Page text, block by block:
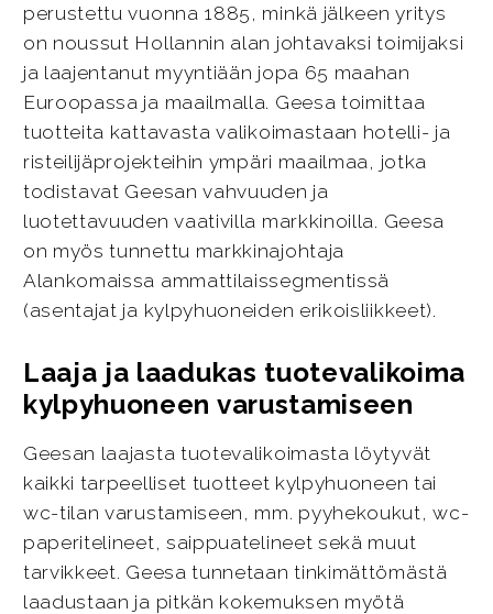
perustettu vuonna 1885, minkä jälkeen yritys
on noussut Hollannin alan johtavaksi toimijaksi
ja laajentanut myyntiään jopa 65 maahan
Euroopassa ja maailmalla. Geesa toimittaa
tuotteita kattavasta valikoimastaan hotelli- ja
risteilijäprojekteihin ympäri maailmaa, jotka
todistavat Geesan vahvuuden ja
luotettavuuden vaativilla markkinoilla. Geesa
on myös tunnettu markkinajohtaja
Alankomaissa ammattilaissegmentissä
(asentajat ja kylpyhuoneiden erikoisliikkeet).
Laaja ja laadukas tuotevalikoima
kylpyhuoneen varustamiseen
Geesan laajasta tuotevalikoimasta löytyvät
kaikki tarpeelliset tuotteet kylpyhuoneen tai
wc-tilan varustamiseen, mm. pyyhekoukut, wc-
paperitelineet, saippuatelineet sekä muut
tarvikkeet. Geesa tunnetaan tinkimättömästä
laadustaan ja pitkän kokemuksen myötä